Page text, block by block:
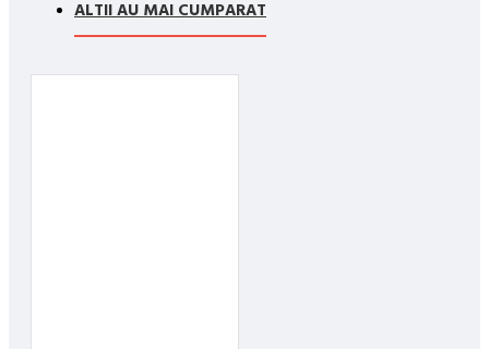
compania de curierat, care va livreaza comanda în decursul a 24-
48 ore din momentul confirmarii comenzii, daca aceasta a fost
comanda a fost facuta dupa ora 12:00, sambata sau duminica ne
ALTII AU MAI CUMPARAT